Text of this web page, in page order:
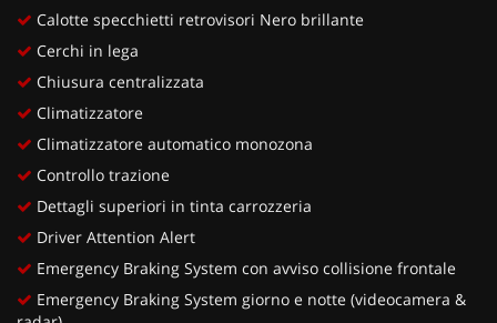
Calotte specchietti retrovisori Nero brillante
Cerchi in lega
Chiusura centralizzata
Climatizzatore
Climatizzatore automatico monozona
Controllo trazione
Dettagli superiori in tinta carrozzeria
Driver Attention Alert
Emergency Braking System con avviso collisione frontale
Emergency Braking System giorno e notte (videocamera &